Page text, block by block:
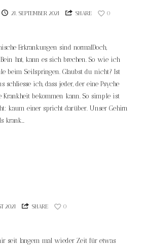
21. SEPTEMBER 2021 SHARE 0
Erkrankungen sind normalDoch,
Bein hat, kann es sich brechen. So wie ich
beim Seilspringen. Glaubst du nicht? Ist
schliesse ich, dass jeder, der eine Psyche
Krankheit bekommen kann. So simple ist
kaum einer spricht darüber. Unser Gehirn
krank…
2021 SHARE 0
seit langem mal wieder Zeit für etwas